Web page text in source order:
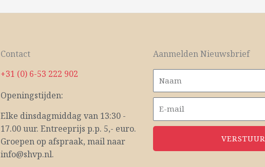
Contact
+31 (0) 6-53 222 902
Openingstijden:
Elke dinsdagmiddag van 13:30 -
17.00 uur. Entreeprijs p.p. 5,- euro.
Groepen op afspraak, mail naar
info@shvp.nl.
Aanmelden Nieuwsbrief
VERSTUUR